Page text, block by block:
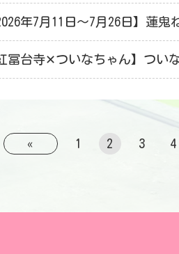
年7月11日～7月26日】蓮
冨台寺✕ついなちゃん】つい
« 1 2 3 4